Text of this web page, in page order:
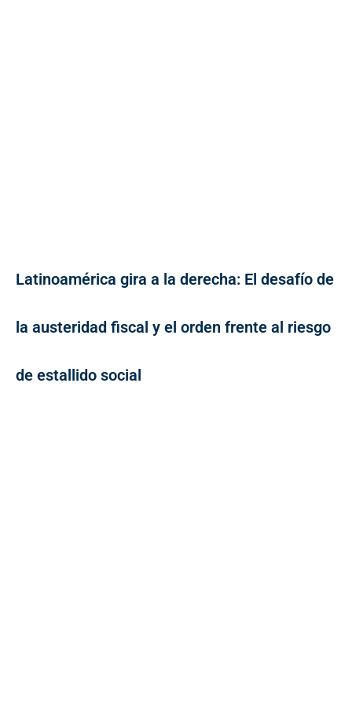
Latinoamérica gira a la derecha: El desafío de
la austeridad fiscal y el orden frente al riesgo
de estallido social